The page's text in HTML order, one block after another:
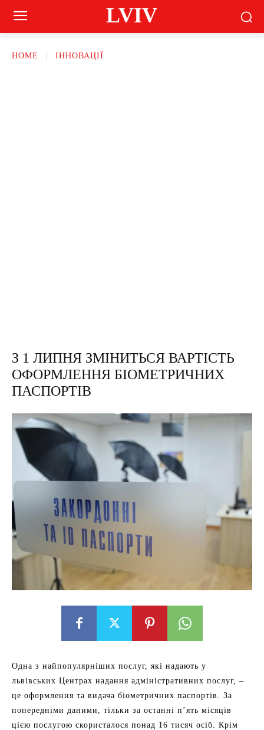
LVIV
HOME ІННОВАЦІЇ
З 1 ЛИПНЯ ЗМІНИТЬСЯ ВАРТІСТЬ
ОФОРМЛЕННЯ БІОМЕТРИЧНИХ
ПАСПОРТІВ
Одна з найпопулярніших послуг, які надають у
львівських Центрах надання адміністративних послуг, –
це оформлення та видача біометричних паспортів. За
попередніми даними, тільки за останні п’ять місяців
цією послугою скористалося понад 16 тисяч осіб. Крім